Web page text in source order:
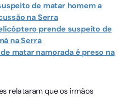
de matar homem a
na Serra
prende suspeito de
na Serra
matar namorada é preso na
relataram que os irmãos